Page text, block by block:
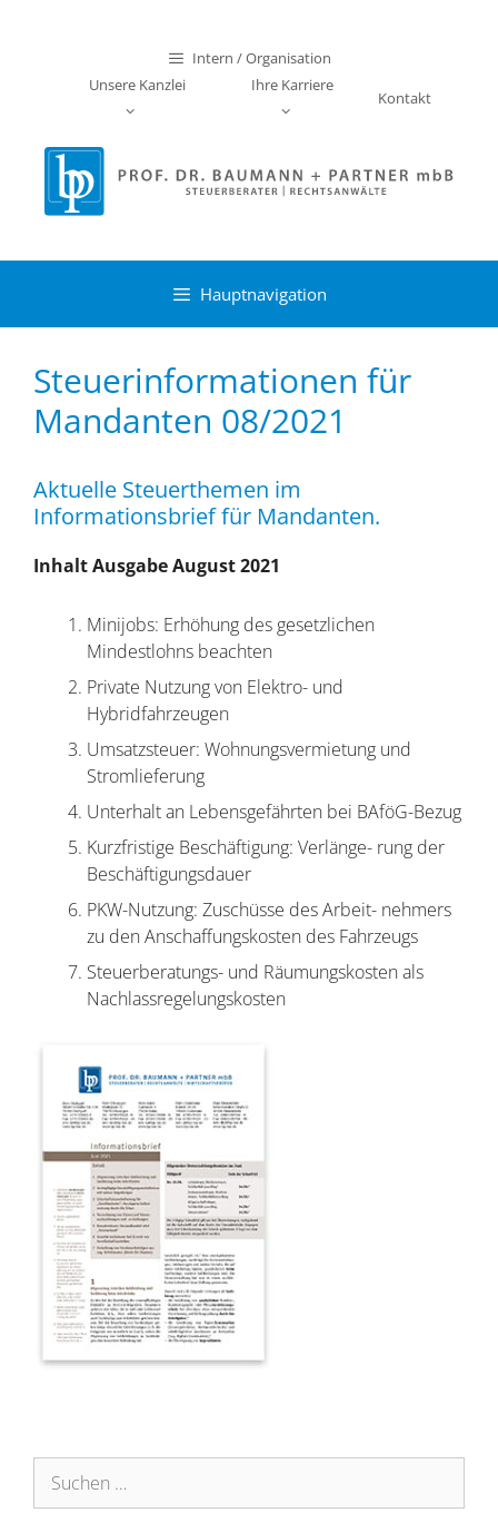
Intern / Organisation
Unsere Kanzlei
Ihre Karriere
Kontakt
Hauptnavigation
Steuerinformationen für
Mandanten 08/2021
Aktuelle Steuerthemen im
Informationsbrief für Mandanten.
Inhalt Ausgabe August 2021
Minijobs: Erhöhung des gesetzlichen
Mindestlohns beachten
Private Nutzung von Elektro- und
Hybridfahrzeugen
Umsatzsteuer: Wohnungsvermietung und
Stromlieferung
Unterhalt an Lebensgefährten bei BAföG-Bezug
Kurzfristige Beschäftigung: Verlänge- rung der
Beschäftigungsdauer
PKW-Nutzung: Zuschüsse des Arbeit- nehmers
zu den Anschaffungskosten des Fahrzeugs
Steuerberatungs- und Räumungskosten als
Nachlassregelungskosten
Suchen
nach: